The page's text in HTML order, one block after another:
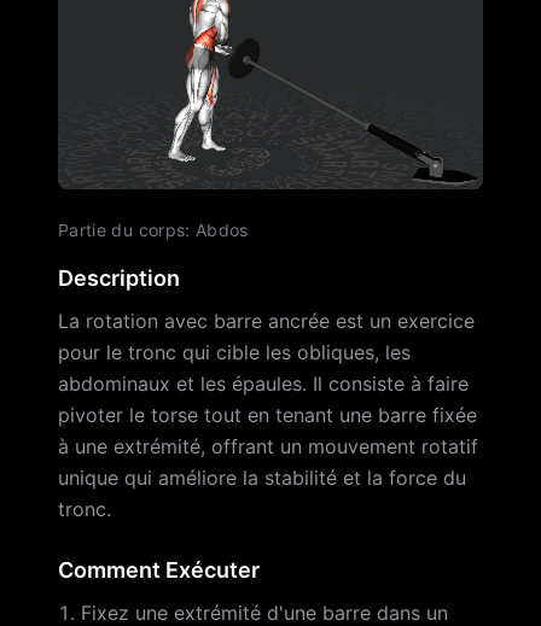
Partie du corps: Abdos
Description
La rotation avec barre ancrée est un exercice
pour le tronc qui cible les obliques, les
abdominaux et les épaules. Il consiste à faire
pivoter le torse tout en tenant une barre fixée
à une extrémité, offrant un mouvement rotatif
unique qui améliore la stabilité et la force du
tronc.
Comment Exécuter
Fixez une extrémité d'une barre dans un